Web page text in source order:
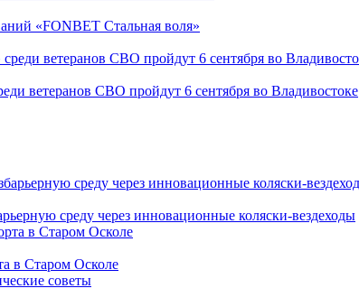
«FONBET Стальная воля»
ветеранов СВО пройдут 6 сентября во Владивостоке
среду через инновационные коляски-вездеходы
в Старом Осколе